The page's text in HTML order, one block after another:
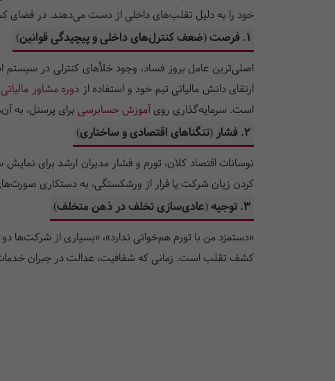
خود را به دلیل تقلب‌های داخلی از دست می‌دهند. در فضای کسب‌وکار و
۱. فرصت (ضعف کنترل‌های داخلی و پیچیدگی قوانین)
اصلی‌ترین عامل بروز فساد، وجود خلأهای کنترلی در سیستم
ارتقای دانش مالیاتی تیم خود و استفاده از دوره مشاور مالیاتی
است. سرمایه‌گذاری رویآموزش حسابرسی برای پرسنل، به
۲. فشار (تنگناهای اقتصادی و ساختاری)
نوسانات اقتصاد کلان، تورم و فشار مدیران ارشد برای
کردن زیان شرکت یا فرار از ورشکستگی، به دستکاری
۳. توجیه (عادی‌سازی تخلف در ذهن متخلف)
«دستمزد من با تورم هم‌خوانی ندارد»، «بسیاری از شرکت‌ها
کشف تقلب است. زمانی که شفافیت، عدالت در جبران